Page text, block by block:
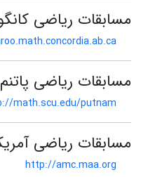
مسابقات ریاضی
مسابقات ریاضی پاتنم
math.scu.edu/putnam
مسابقات ریاضی
http://amc.maa.org